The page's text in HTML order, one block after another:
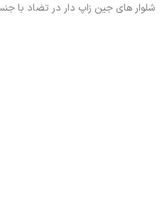
شلوار های جین زاپ دار در تضاد با